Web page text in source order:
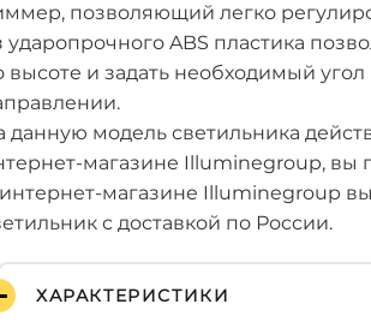
позволяющий легко
ударопрочного ABS пластика
высоте и задать необходимый
данную модель светильника
магазине Illuminegroup, вы
магазине Illuminegroup
с доставкой по России.
ХАРАКТЕРИСТИКИ